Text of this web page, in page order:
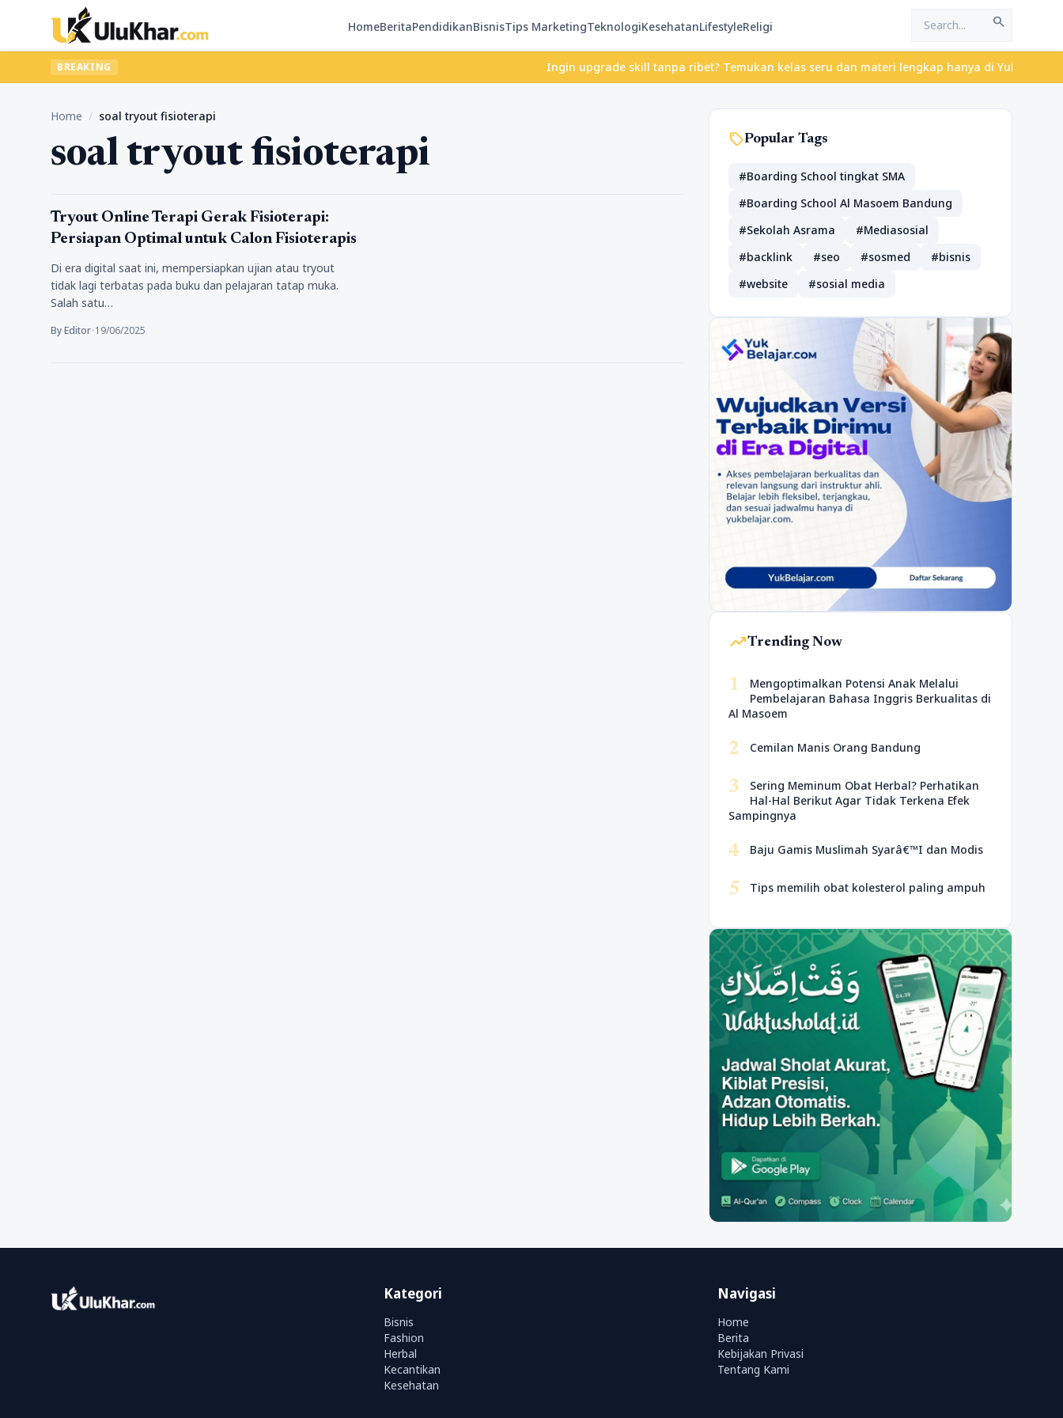
HomeBeritaPendidikanBisnisTips MarketingTeknologiKesehatanLifestyleReligi search
BREAKING Ingin upgrade skill tanpa ribet? Temukan kelas seru dan materi lengkap hanya di
Home / soal tryout fisioterapi
soal tryout fisioterapi
Pendidikan
Tryout Online Terapi Gerak Fisioterapi:
Persiapan Optimal untuk Calon Fisioterapis
Di era digital saat ini, mempersiapkan ujian atau tryout
tidak lagi terbatas pada buku dan pelajaran tatap muka.
Salah satu…
By Editor•19/06/2025
sellPopular Tags
#Boarding School tingkat SMA
#Boarding School Al Masoem Bandung
#Sekolah Asrama
#Mediasosial
#backlink
#seo #sosmed
#bisnis
#website
#sosial media
trending_upTrending Now
1
Mengoptimalkan Potensi Anak Melalui
Pembelajaran Bahasa Inggris Berkualitas di
Al Masoem
2 Cemilan Manis Orang Bandung
3
Sering Meminum Obat Herbal? Perhatikan
Hal-Hal Berikut Agar Tidak Terkena Efek
Sampingnya
4 Baju Gamis Muslimah Syarâ€™I dan Modis
5 Tips memilih obat kolesterol paling ampuh
Kategori
Bisnis
Fashion
Herbal
Kecantikan
Kesehatan
Navigasi
Home
Berita
Kebijakan Privasi
Tentang Kami